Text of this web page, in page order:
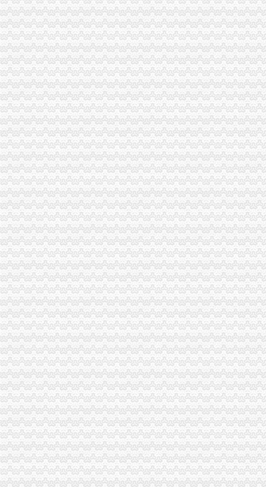
一元公司
聊城一元醇公司-顺企网聊城页
1亿元！长方集团拟斥资收购环球艺盟20%股权-OFweek半导体照明网
1元注册公司
1元零付可注册广州公司【今日推荐网-广州工商/税务/财务】
工商登记制度改革满月北京注册两家“1元公司”-万象-古汉台网
0元注册公司
【图】宝0元注册公司,代理记账,帮忙跑腿哟_宝工商注册_宝
0元代办宁波公司|在线工商查询|流程费用|新政策—QZHUCE宁波注
重庆一元注册公司
【图】投资基金公司与基金管理公司注册条件（安l77lo7663l3_重庆公
页-重庆市一元商贸发展有限公司-主营：钢材；通讯器材；茶叶
重庆0元注册公司
重庆都尚装修有限公司-土巴兔装修网
荣威荣威550高优惠0万元,重庆世纪沪力汽车销售服务有限公司,
重庆免费注册公司
重庆冰盈注册安全工程师事务所有限公司
重庆九龙坡商标注册找哪个公司？_第1页_重庆E线广告设计策划_职场
免费注册公司
济南免费注册公司.代理记账.验资.审计.评估.商标注册—历下—解放东路
【成都注册公司公司注册只要0元免费注册】-锦江牛王庙易登网